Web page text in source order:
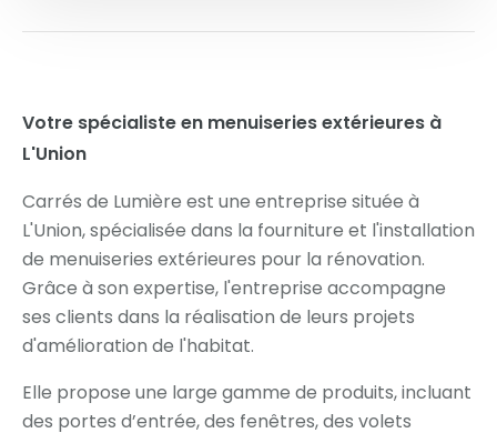
Votre spécialiste en menuiseries extérieures à
L'Union
Carrés de Lumière est une entreprise située à
L'Union, spécialisée dans la fourniture et l'installation
de menuiseries extérieures pour la rénovation.
Grâce à son expertise, l'entreprise accompagne
ses clients dans la réalisation de leurs projets
d'amélioration de l'habitat.
Elle propose une large gamme de produits, incluant
des portes d’entrée, des fenêtres, des volets